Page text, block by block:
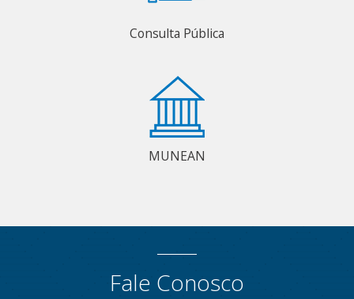
Consulta Pública
MUNEAN
Fale Conosco